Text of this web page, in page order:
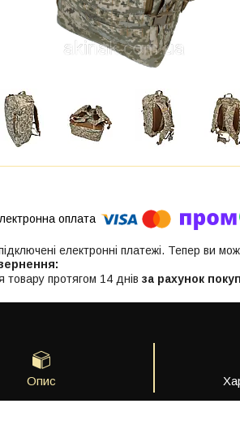
електронні платежі. Тепер ви
товару протягом 14 днів за рахунок
Опис